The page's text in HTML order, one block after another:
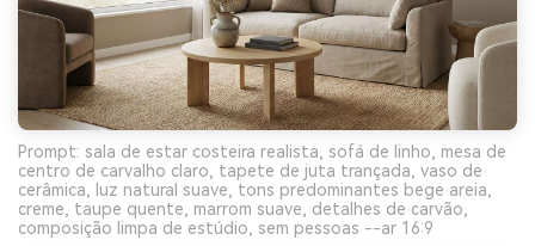
Prompt: sala de estar costeira realista, sofá de linho, mesa de
centro de carvalho claro, tapete de juta trançada, vaso de
cerâmica, luz natural suave, tons predominantes bege areia,
creme, taupe quente, marrom suave, detalhes de carvão,
composição limpa de estúdio, sem pessoas --ar 16:9